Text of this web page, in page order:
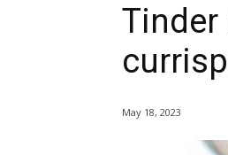
Tinder
May 18, 2023